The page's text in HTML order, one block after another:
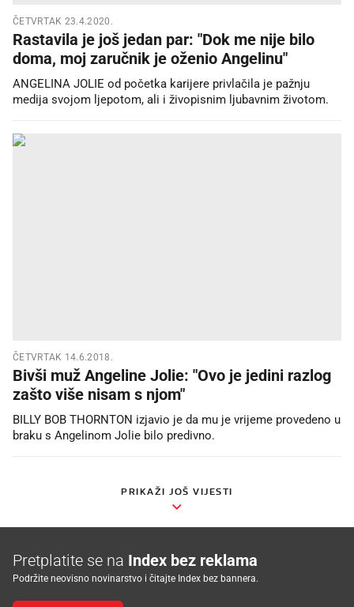
ČETVRTAK 23.4.2020.
Rastavila je još jedan par: "Dok me nije bilo
doma, moj zaručnik je oženio Angelinu"
ANGELINA JOLIE od početka karijere privlačila je pažnju
medija svojom ljepotom, ali i živopisnim ljubavnim životom.
ČETVRTAK 14.6.2018.
Bivši muž Angeline Jolie: "Ovo je jedini razlog
zašto više nisam s njom"
BILLY BOB THORNTON izjavio je da mu je vrijeme provedeno u
braku s Angelinom Jolie bilo predivno.
PRIKAŽI JOŠ VIJESTI
Pretplatite se na Index bez reklama
Podržite neovisno novinarstvo i čitajte Index bez bannera.